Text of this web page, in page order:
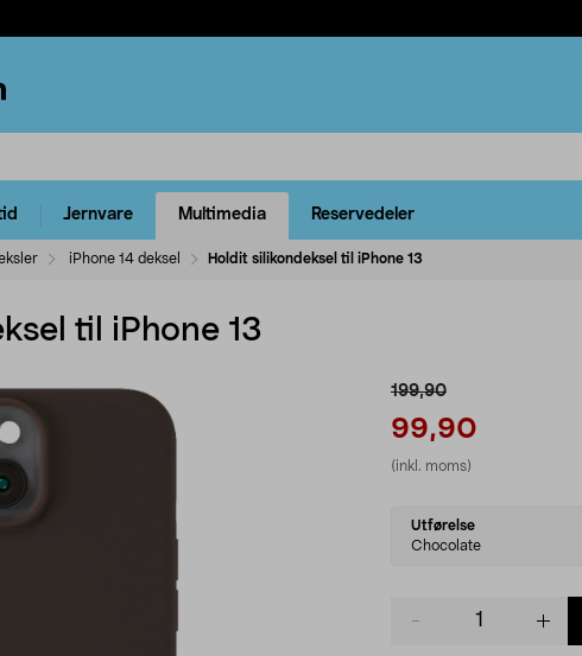
Jernvare Multimedia Reservedeler
iPhone 14 deksel Holdit silikondeksel til iPhone 13
til iPhone 13
199,90
99,90
(inkl. moms)
Select
variant
Utførelse
Chocolate